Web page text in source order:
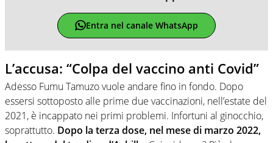
Entra nel canale WhatsApp
L’accusa: “Colpa del vaccino anti Covid”
Adesso Fumu Tamuzo vuole andare fino in fondo. Dopo
essersi sottoposto alle prime due vaccinazioni, nell’estate del
2021, è incappato nei primi problemi. Infortuni al ginocchio,
soprattutto. Dopo la terza dose, nel mese di marzo 2022,